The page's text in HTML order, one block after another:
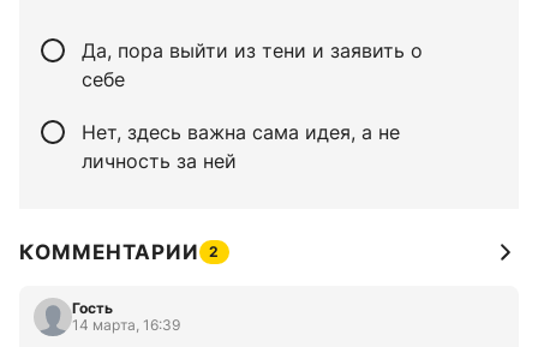
Да, пора выйти из тени и заявить о
себе
Нет, здесь важна сама идея, а не
личность за ней
КОММЕНТАРИИ 2
Гость
14 марта, 16:39